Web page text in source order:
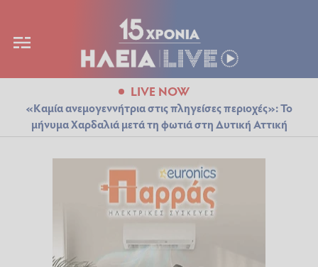
LIVE NOW
«Καμία ανεμογεννήτρια στις πληγείσες περιοχές»: Το
μήνυμα Χαρδαλιά μετά τη φωτιά στη Δυτική Αττική